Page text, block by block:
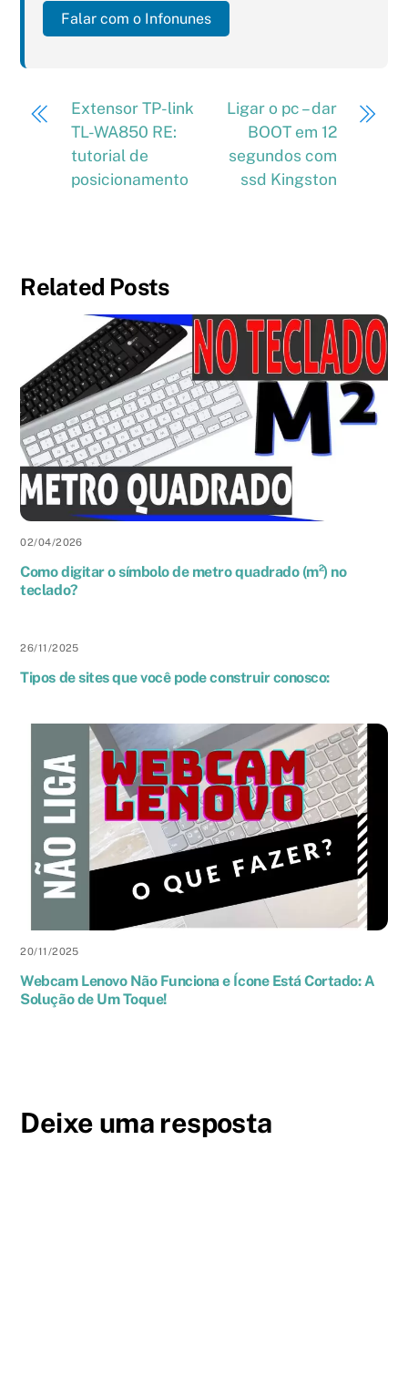
Falar com o Infonunes
Extensor TP-link
TL-WA850 RE:
tutorial de
posicionamento
Ligar o pc – dar
BOOT em 12
segundos com
ssd Kingston
Related Posts
02/04/2026
Como digitar o símbolo de metro quadrado (m²) no
teclado?
26/11/2025
Tipos de sites que você pode construir conosco:
20/11/2025
Webcam Lenovo Não Funciona e Ícone Está Cortado: A
Solução de Um Toque!
Deixe uma resposta